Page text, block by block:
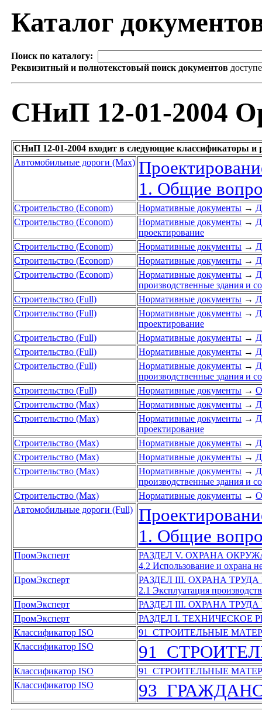
Каталог
Поиск по каталогу:
Реквизитный и полнотекстовый поиск документов
СНиП 12-01-2004
СНиП 12-01-2004 входит в следующие классификаторы и
Автомобильные дороги (Max)
1. Общие
Строительство (Econom) Нормативные документы →
Строительство (Econom)
Нормативные документы →
проектирование
Строительство (Econom)
Нормативные документы →
Строительство (Econom)
Нормативные документы →
Строительство (Econom)
Нормативные документы →
производственные здания и
Строительство (Full)
Нормативные документы →
Строительство (Full)
Нормативные документы →
проектирование
Строительство (Full)
Нормативные документы →
Строительство (Full)
Нормативные документы →
Строительство (Full)
Нормативные документы →
производственные здания и
Строительство (Full)
Нормативные документы →
Строительство (Max)
Нормативные документы →
Строительство (Max)
Нормативные документы →
проектирование
Строительство (Max)
Нормативные документы →
Строительство (Max)
Нормативные документы →
Строительство (Max)
Нормативные документы →
производственные здания и
Строительство (Max)
Нормативные документы →
Автомобильные дороги (Full)
1. Общие
ПромЭксперт
РАЗДЕЛ V. ОХРАНА
4.2 Использование и охрана
ПромЭксперт
РАЗДЕЛ III. ОХРАНА
2.1 Эксплуатация
ПромЭксперт
РАЗДЕЛ III. ОХРАНА
ПромЭксперт
РАЗДЕЛ I. ТЕХНИЧЕСКОЕ
Классификатор ISO
91 СТРОИТЕЛЬНЫЕ
Классификатор ISO
91
Классификатор ISO
91 СТРОИТЕЛЬНЫЕ
Классификатор ISO
93